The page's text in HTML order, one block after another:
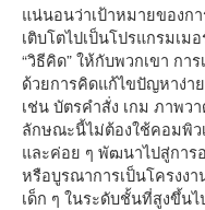
แน่นอนว่าเป้าหมายของกา
เติบโตไปเป็นโปรแกรมเม
“วิธีคิด” ให้กับพวกเขา กา
ด้วยการคิดแก้ไขปัญหาง่า
เช่น บัตรคำสั่ง เกม ภาพว
ลักษณะนี้ไม่ต้องใช้คอมพิว
และค่อย ๆ พัฒนาไปสู่การ
หรือบูรณาการเป็นโครงง
เด็ก ๆ ในระดับชั้นที่สูงขึ้นไ